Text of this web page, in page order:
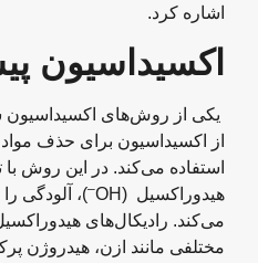
اشاره کرد.
اکسیداسیون
یکی از روش‌های اکسیداسیون
از اکسیداسیون برای حذف
استفاده می‌کند. در این روش با
هیدوراکسیل (OH
–)، آلودگی
می‌کند. رادیکال‌های